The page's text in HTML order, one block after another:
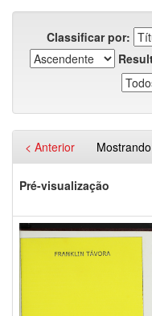
Classificar por:
< Anterior
Pré-visualização